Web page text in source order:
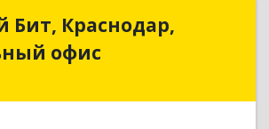
Бит, Краснодар,
офис
Бит, Краснодар,
Центральный офис